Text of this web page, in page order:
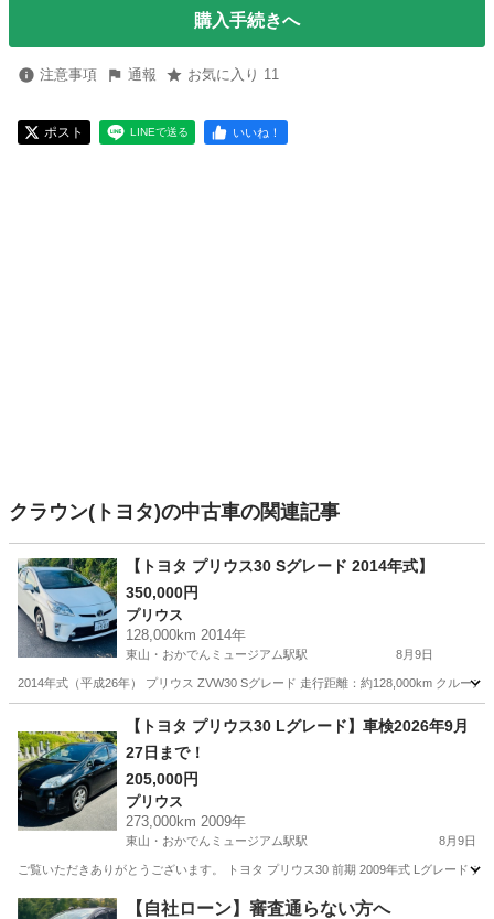
購入手続きへ
注意事項 通報 お気に入り 11
ポスト LINEで送る いいね！
クラウン(トヨタ)の中古車の関連記事
【トヨタ プリウス30 Sグレード 2014年式】
350,000円
プリウス
128,000km 2014年
東山・おかでんミュージアム駅駅 8月9日
2014年式（平成26年） プリウス ZVW30 Sグレード 走行距離：約128,000km クルー
東山・おかでんミュージアム駅駅 プリウス
走行距離
【トヨタ プリウス30 Lグレード】車検2026年9月
27日まで！
205,000円
プリウス
273,000km 2009年
東山・おかでんミュージアム駅駅 8月9日
ご覧いただきありがとうございます。 トヨタ プリウス30 前期 2009年式 Lグレード
岡山 岡山市 東山・おかでんミュージアム駅駅 プリウス
【自社ローン】審査通らない方へ